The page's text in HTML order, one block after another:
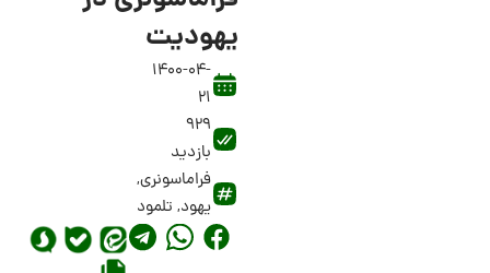
یهودیت
1400-04-
21
929
بازدید
فراماسونری,
یهود, تلمود